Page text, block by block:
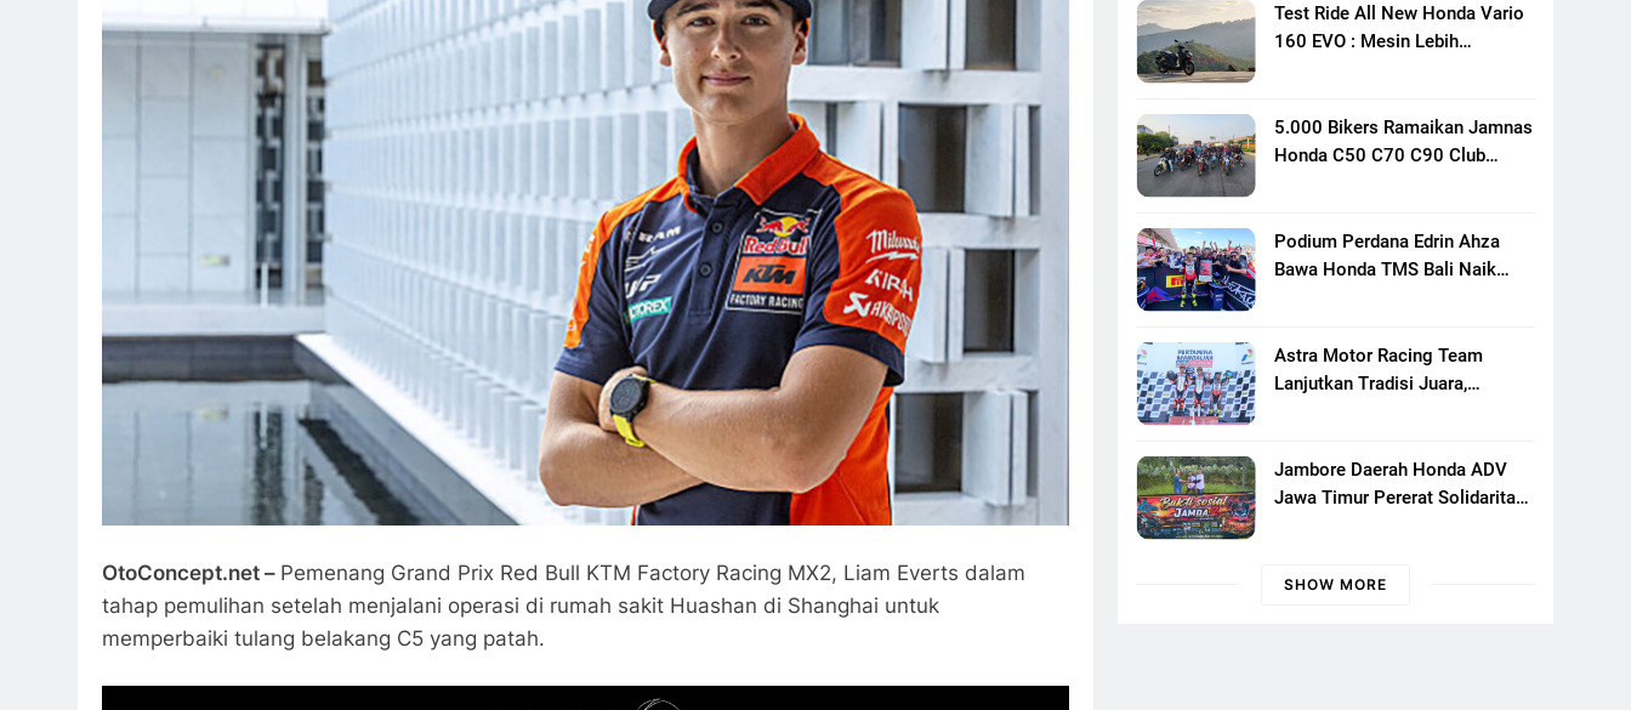
OtoConcept.net – Pemenang Grand Prix Red Bull KTM Factory Racing MX2, Liam Everts dalam
tahap pemulihan setelah menjalani operasi di rumah sakit Huashan di Shanghai untuk
memperbaiki tulang belakang C5 yang patah.
Test Ride All New Honda Vario
160 EVO : Mesin Lebih
5.000 Bikers Ramaikan Jamnas
Honda C50 C70 C90 Club
Motor Klasik Honda
Podium Perdana Edrin Ahza
Bawa Honda TMS Bali Naik
Astra Motor Racing Team
Lanjutkan Tradisi Juara,
Putaran Ke 3
Jambore Daerah Honda ADV
Jawa Timur Pererat Solidaritas
Banyuwangi
SHOW MORE